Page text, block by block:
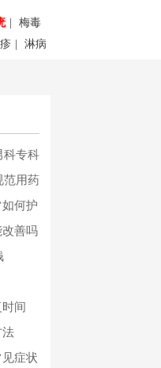
|
梅毒
| 淋病
科专科
范用药
何护
善吗
间
法
症状